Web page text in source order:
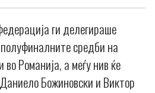
ги делегираше
средби на
Романија, а меѓу нив ќе
Божиновски и Виктор